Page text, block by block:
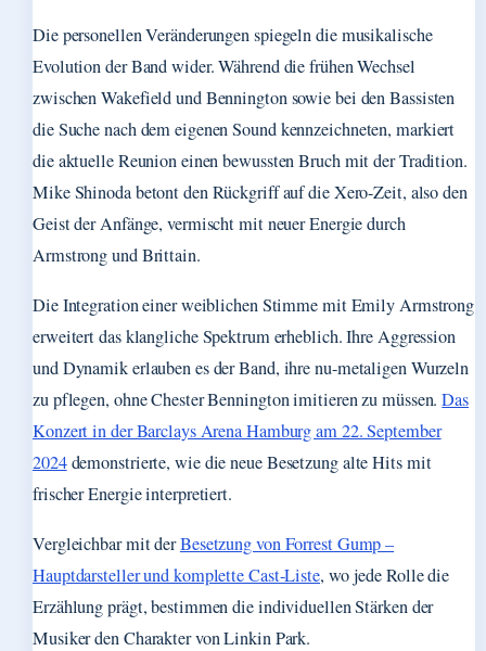
Die personellen Veränderungen spiegeln die musikalische
Evolution der Band wider. Während die frühen Wechsel
zwischen Wakefield und Bennington sowie bei den Bassisten
die Suche nach dem eigenen Sound kennzeichneten, markiert
die aktuelle Reunion einen bewussten Bruch mit der Tradition.
Mike Shinoda betont den Rückgriff auf die Xero-Zeit, also den
Geist der Anfänge, vermischt mit neuer Energie durch
Armstrong und Brittain.
Die Integration einer weiblichen Stimme mit Emily Armstrong
erweitert das klangliche Spektrum erheblich. Ihre Aggression
und Dynamik erlauben es der Band, ihre nu-metaligen Wurzeln
zu pflegen, ohne Chester Bennington imitieren zu müssen.Das
Konzert in der Barclays Arena Hamburg am 22. September
2024demonstrierte, wie die neue Besetzung alte Hits mit
frischer Energie interpretiert.
Vergleichbar mit derBesetzung von Forrest Gump –
Hauptdarsteller und komplette Cast-Liste, wo jede Rolle die
Erzählung prägt, bestimmen die individuellen Stärken der
Musiker den Charakter von Linkin Park.